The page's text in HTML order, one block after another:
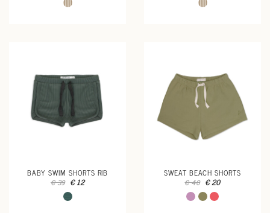
BABY SWIM SHORTS RIB
€ 39 € 12
SWEAT BEACH SHORTS
€ 40 € 20